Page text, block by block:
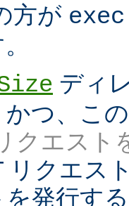
方が
ディ
かつ、こ
クエスト
リクエス
を発行す